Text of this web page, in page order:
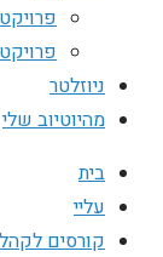
ניוזלטר
מהיוטיוב שלי
בית
עליי
קורסים